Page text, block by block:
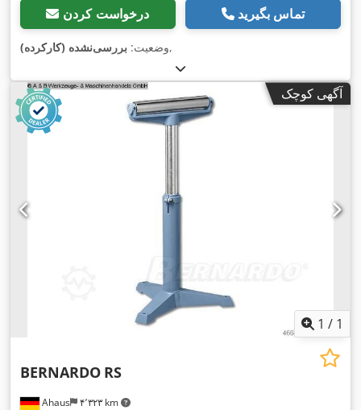
درخواست کردن تماس بگیرید
وضعیت: بررسی‌نشده (کارکرده) ,
آگهی کوچک
1 / 1
Ahaus ۴٬۳۲۳ km
BERNARDO RS